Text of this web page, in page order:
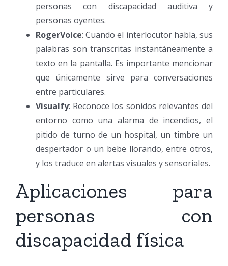
personas con discapacidad auditiva y
personas oyentes.
RogerVoice: Cuando el interlocutor habla, sus
palabras son transcritas instantáneamente a
texto en la pantalla. Es importante mencionar
que únicamente sirve para conversaciones
entre particulares.
Visualfy: Reconoce los sonidos relevantes del
entorno como una alarma de incendios, el
pitido de turno de un hospital, un timbre un
despertador o un bebe llorando, entre otros,
y los traduce en alertas visuales y sensoriales.
Aplicaciones para
personas con
discapacidad física